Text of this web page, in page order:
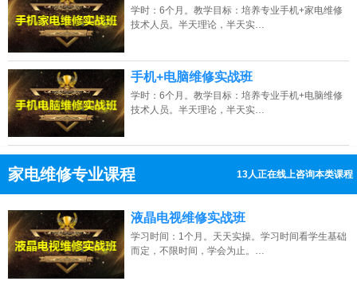
学时：6个月。教学目标：培养专业手机+家电维修
技术人员。半天理论，半天实…
手机+电脑维修实战班
学时：6个月。教学目标：培养专业手机+电脑维修
技术人员。半天理论，半天实…
家电维修专业课程 13人正在线上咨询本类课程
点击免费咨询电话：13807313137
液晶电视维修实战班
学习时间：1个月。天天实操。学习时间看学生基础
而定，不限时间，学会为止。…